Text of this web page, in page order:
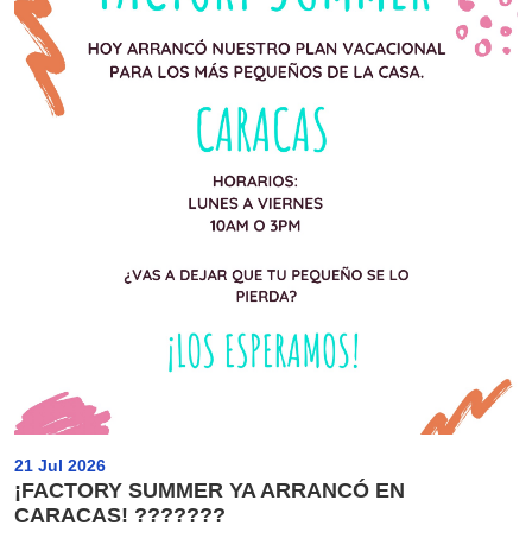
21 Jul 2026
¡FACTORY SUMMER YA ARRANCÓ EN
CARACAS! ???????